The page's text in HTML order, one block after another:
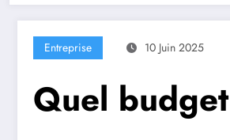
Entreprise 10 Juin 2025
Quel